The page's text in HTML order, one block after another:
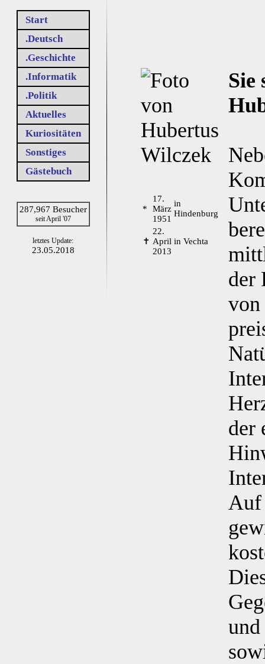
Start
.Deutsch
.Geschichte
.Informatik
.Politik
Aktuelles
Kuriositäten
Sonstiges
Gästebuch
287,967 Besucher
seit April '07
letztes Update:
23.05.2018
*
17.
März
1951
in
Hindenburg
✝
22.
April
2013
in Vechta
Sie
der
von
der
Auf